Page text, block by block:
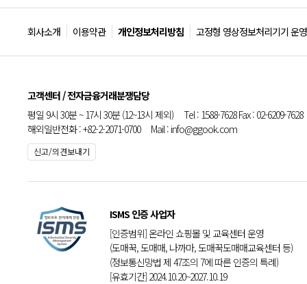
회사소개 이용약관 개인정보처리방침 고정형 영상정보처리기기 운
고객센터 / 전자금융거래분쟁담당
평일 9시 30분 ~ 17시 30분 (12~13시 제외) Tel : 1588-7628 Fax : 02-6209-7628
해외일반전화 : +82-2-2071-0700 Mail : info@ggook.com
신고/의견보내기
ISMS 인증 사업자
[인증범위] 온라인 쇼핑몰 및 교육센터 운영
(도매꾹, 도매매, 나까마, 도매꾹도매매교육센터 등)
(정보통신망법 제 47조의 7에 따른 인증의 특례)
[유효기간] 2024.10.20~2027.10.19